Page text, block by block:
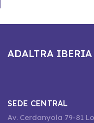
ADALTRA IBERIA
SEDE CENTRAL
Av. Cerdanyola 79-81